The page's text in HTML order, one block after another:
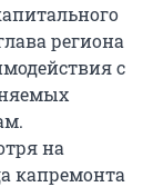
региона
с
на
капремонта